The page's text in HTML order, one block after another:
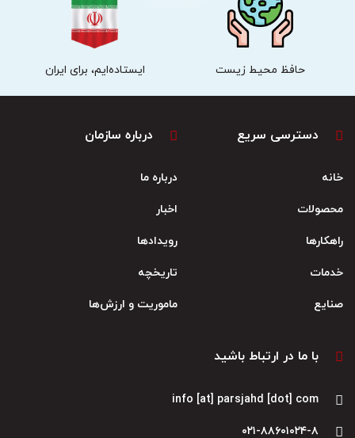
حافظ محیط زیست ایستاده‌ایم، برای ایران
دسترسی سریع
خانه
محصولات
راهکارها
خدمات
صنایع
درباره سازمان
درباره ما
اخبار
رویدادها
تاریخچه
ماموریت و ارزش‌ها
با ما در ارتباط باشید
info [at] parsjahd [dot] com
۰۲۱-۸۸۶۰۱۰۲۴-۸